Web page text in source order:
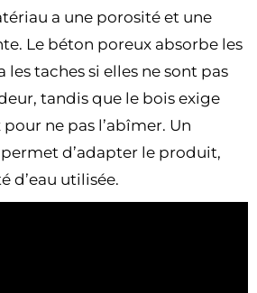
a une porosité et une
Le béton poreux absorbe les
taches si elles ne sont pas
tandis que le bois exige
ne pas l’abîmer. Un
d’adapter le produit,
d’eau utilisée.